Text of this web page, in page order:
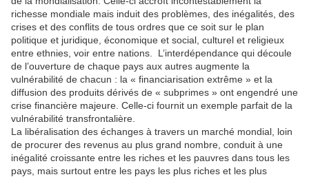
richesse mondiale mais induit des problèmes, des inégalités, des
crises et des conflits de tous ordres que ce soit sur le plan
politique et juridique, économique et social, culturel et religieux
entre ethnies, voir entre nations. L’interdépendance qui découle
de l’ouverture de chaque pays aux autres augmente la
vulnérabilité de chacun : la « financiarisation extrême » et la
diffusion des produits dérivés de « subprimes » ont engendré une
crise financière majeure. Celle-ci fournit un exemple parfait de la
vulnérabilité transfrontalière.
La libéralisation des échanges à travers un marché mondial, loin
de procurer des revenus au plus grand nombre, conduit à une
inégalité croissante entre les riches et les pauvres dans tous les
pays, mais surtout entre les pays les plus riches et les plus